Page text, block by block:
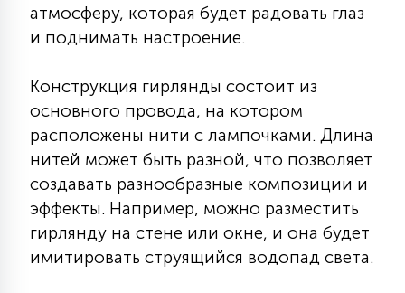
КОМПЛЕКТУЮЩИЕ
СТЕКЛЯННЫЕ
ПОДВЕСНЫЕ
НАПОЛЬНЫЕ
атмосферу, которая будет радовать глаз
и поднимать настроение.
Конструкция гирлянды состоит из
основного провода, на котором
расположены нити с лампочками. Длина
нитей может быть разной, что позволяет
создавать разнообразные композиции и
эффекты. Например, можно разместить
гирлянду на стене или окне, и она будет
имитировать струящийся водопад света.